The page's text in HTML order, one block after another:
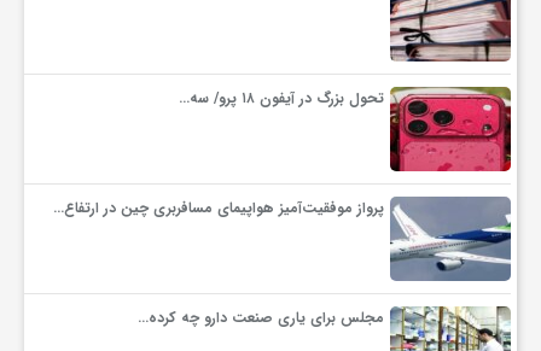
تحول بزرگ در آیفون ۱۸ پرو/ سه…
پرواز موفقیت‌آمیز هواپیمای مسافربری چین در ارتفاع…
مجلس برای یاری صنعت دارو چه کرده…